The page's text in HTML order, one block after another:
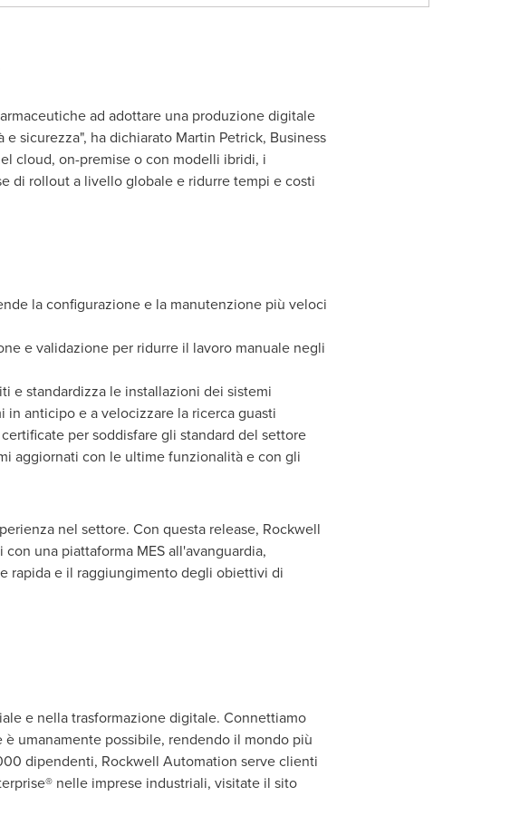
ad adottare una produzione digitale
sicurezza", ha dichiarato Martin Petrick, Business
cloud, on-premise o con modelli ibridi, i
di rollout a livello globale e ridurre tempi e costi
la configurazione e la manutenzione più veloci
e validazione per ridurre il lavoro manuale negli
e standardizza le installazioni dei sistemi
anticipo e a velocizzare la ricerca guasti
per soddisfare gli standard del settore
aggiornati con le ultime funzionalità e con gli
nel settore. Con questa release, Rockwell
una piattaforma MES all'avanguardia,
rapida e il raggiungimento degli obiettivi di
e nella trasformazione digitale. Connettiamo
umanamente possibile, rendendo il mondo più
dipendenti, Rockwell Automation serve clienti
nelle imprese industriali, visitate il sito